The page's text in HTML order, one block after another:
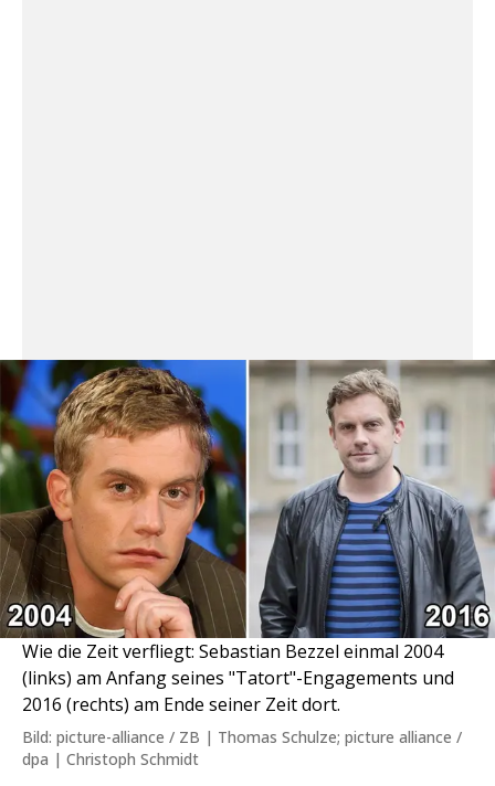
Wie die Zeit verfliegt: Sebastian Bezzel einmal 2004
(links) am Anfang seines "Tatort"-Engagements und
2016 (rechts) am Ende seiner Zeit dort.
Bild: picture-alliance / ZB | Thomas Schulze; picture alliance /
dpa | Christoph Schmidt